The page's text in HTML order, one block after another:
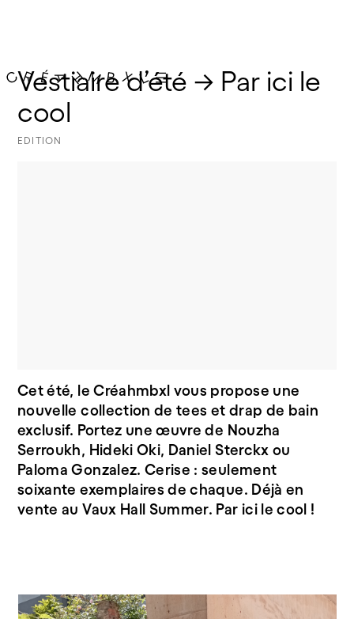
Vestiaire d’été → Par ici le
cool
EDITION
Drap de bain Nouzha Serroukh
Cet été, le Créahmbxl vous propose une
nouvelle collection de tees et drap de bain
exclusif. Portez une œuvre de Nouzha
Serroukh, Hideki Oki, Daniel Sterckx ou
Paloma Gonzalez. Cerise : seulement
soixante exemplaires de chaque. Déjà en
vente au Vaux Hall Summer. Par ici le cool !